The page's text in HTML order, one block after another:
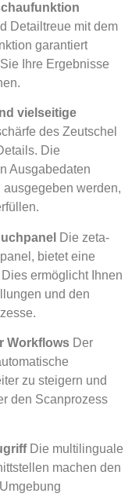
Detailtreue mit dem
garantiert
Ihre Ergebnisse
vielseitige
des Zeutschel
Die
Ausgabedaten
werden,
Die zeta-
bietet eine
ermöglicht Ihnen
und den
Workflows Der
zu steigern und
den Scanprozess
Die multilinguale
machen den